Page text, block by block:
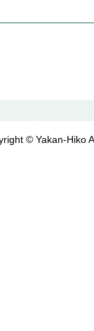
© Yakan-Hiko